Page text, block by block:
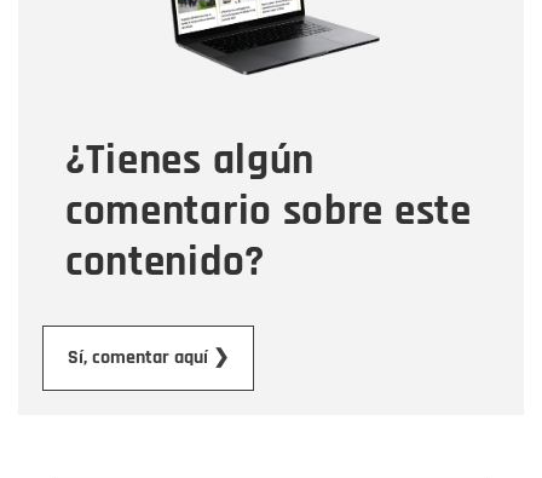
¿Tienes algún
comentario sobre este
contenido?
Sí, comentar aquí ❯
Tipo de comentario
Mensaje